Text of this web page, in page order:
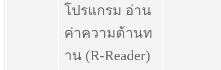
โปรแกรม อ่าน
ค่าความต้านท
าน (R-Reader)